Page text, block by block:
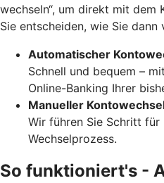
wechseln“, um direkt mit dem
Sie entscheiden, wie Sie dann
Automatischer
Schnell und bequem –
Online-Banking Ihrer
Manueller
Wir führen Sie Schritt
Wechselprozess.
So funktioniert's -